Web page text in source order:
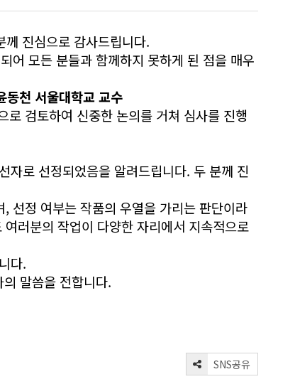
진심으로 감사드립니다.
어 모든 분들과 함께하지 못하게 된 점을 매우
동천 서울대학교 교수
검토하여 신중한 논의를 거쳐 심사를 진행
자로 선정되었음을 알려드립니다. 두 분께 진
선정 여부는 작품의 우열을 가리는 판단이라
러분의 작업이 다양한 자리에서 지속적으로
다.
말씀을 전합니다.
SNS공유